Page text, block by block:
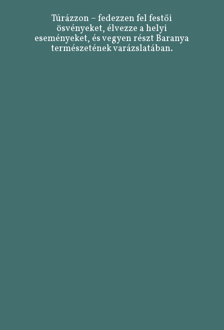
Túrázzon – fedezzen fel festői
ösvényeket, élvezze a helyi
eseményeket, és vegyen részt Baranya
természetének varázslatában.